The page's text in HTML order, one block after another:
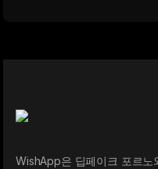
WishApp은 딥페이크 포르노